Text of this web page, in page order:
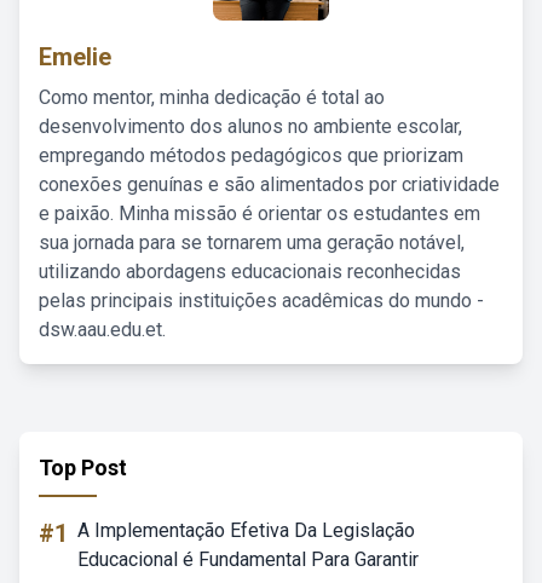
Emelie
Como mentor, minha dedicação é total ao
desenvolvimento dos alunos no ambiente escolar,
empregando métodos pedagógicos que priorizam
conexões genuínas e são alimentados por criatividade
e paixão. Minha missão é orientar os estudantes em
sua jornada para se tornarem uma geração notável,
utilizando abordagens educacionais reconhecidas
pelas principais instituições acadêmicas do mundo -
dsw.aau.edu.et.
Top Post
#1 A Implementação Efetiva Da Legislação
Educacional é Fundamental Para Garantir